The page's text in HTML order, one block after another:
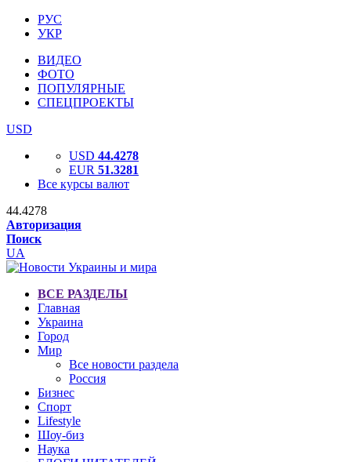
РУС
УКР
ВИДЕО
ФОТО
ПОПУЛЯРНЫЕ
СПЕЦПРОЕКТЫ
USD
USD 44.4278
EUR 51.3281
Все курсы валют
44.4278
Авторизация
Поиск
UA
ВСЕ РАЗДЕЛЫ
Главная
Украина
Город
Мир
Все новости раздела
Россия
Бизнес
Спорт
Lifestyle
Шоу-биз
Наука